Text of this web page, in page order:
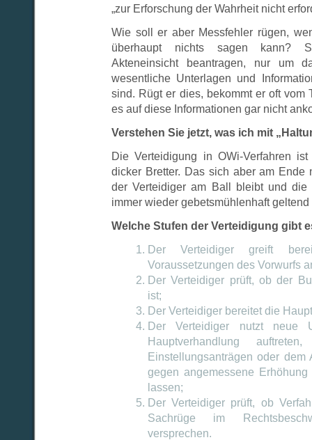
„zur Erforschung der Wahrheit nicht
Wie soll er aber Messfehler rügen,
überhaupt nichts sagen kann?
Akteneinsicht beantragen, nur um
wesentliche Unterlagen und
sind. Rügt er dies, bekommt er oft vom
es auf diese Informationen gar nicht
Verstehen Sie jetzt, was ich mit
Die Verteidigung in OWi-Verfahren
dicker Bretter. Das sich aber am Ende
der Verteidiger am Ball bleibt und die
immer wieder gebetsmühlenhaft geltend
Welche Stufen der Verteidigung gibt
Der Verteidiger greift
Voraussetzungen des Vorwurfs
Der Verteidiger prüft, ob der
ist;
Der Verteidiger bereitet die
Der Verteidiger nutzt neue
Hauptverhandlung
Einstellungsanträgen oder dem
gegen angemessene
lassen;
Der Verteidiger prüft, ob
Sachrüge im
versprechen.